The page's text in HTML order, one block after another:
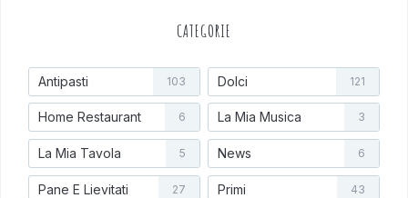
CATEGORIE
Antipasti 103 Dolci 121
Home Restaurant 6 La Mia Musica 3
La Mia Tavola 5 News 6
Pane E Lievitati 27 Primi 43